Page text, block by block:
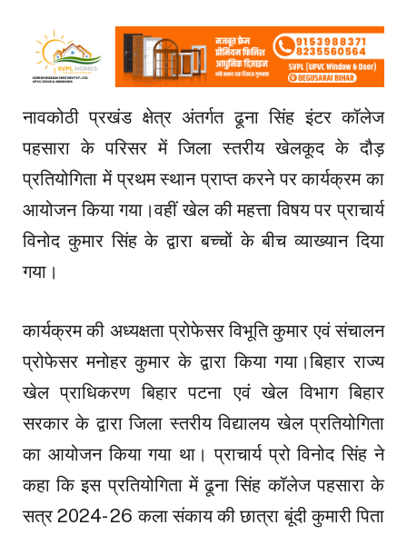
नावकोठी प्रखंड क्षेत्र अंतर्गत ढूना सिंह इंटर कॉलेज
पहसारा के परिसर में जिला स्तरीय खेलकूद के दौड़
प्रतियोगिता में प्रथम स्थान प्राप्त करने पर कार्यक्रम का
आयोजन किया गया।वहीं खेल की महत्ता विषय पर प्राचार्य
विनोद कुमार सिंह के द्वारा बच्चों के बीच व्याख्यान दिया
गया।
कार्यक्रम की अध्यक्षता प्रोफेसर विभूति कुमार एवं संचालन
प्रोफेसर मनोहर कुमार के द्वारा किया गया।बिहार राज्य
खेल प्राधिकरण बिहार पटना एवं खेल विभाग बिहार
सरकार के द्वारा जिला स्तरीय विद्यालय खेल प्रतियोगिता
का आयोजन किया गया था। प्राचार्य प्रो विनोद सिंह ने
कहा कि इस प्रतियोगिता में ढूना सिंह कॉलेज पहसारा के
सत्र 2024- 26 कला संकाय की छात्रा बूंदी कुमारी पिता